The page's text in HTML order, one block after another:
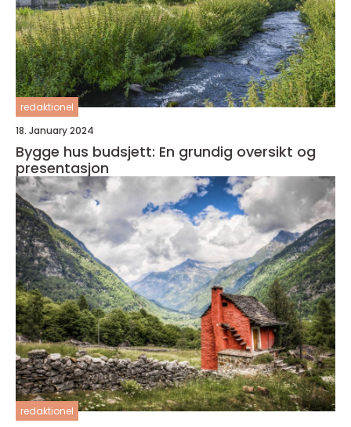
redaktionel
18. January 2024
Bygge hus budsjett: En grundig oversikt og
presentasjon
redaktionel